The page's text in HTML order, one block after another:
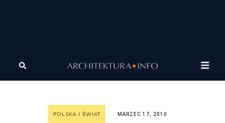
Architektura
Sudecki
POLSKA I ŚWIAT MARZEC 17, 2010